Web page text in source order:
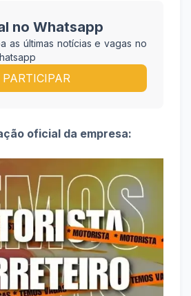
no Whatsapp
as últimas notícias e vagas no
PARTICIPAR
oficial da empresa: